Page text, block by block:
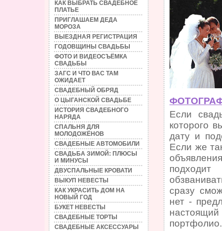
КАК ВЫБРАТЬ СВАДЕБНОЕ
ПЛАТЬЕ
ПРИГЛАШАЕМ ДЕДА
МОРОЗА
ВЫЕЗДНАЯ РЕГИСТРАЦИЯ
ГОДОВЩИНЫ СВАДЬБЫ
ФОТО И ВИДЕОСЪЁМКА
СВАДЬБЫ
ЗАГС И ЧТО ВАС ТАМ
ОЖИДАЕТ
СВАДЕБНЫЙ ОБРЯД
О ЦЫГАНСКОЙ СВАДЬБЕ
ИСТОРИЯ СВАДЕБНОГО
НАРЯДА
СПАЛЬНЯ ДЛЯ
МОЛОДОЖЁНОВ
СВАДЕБНЫЕ АВТОМОБИЛИ
СВАДЬБА ЗИМОЙ: ПЛЮСЫ
И МИНУСЫ
ДВУСПАЛЬНЫЕ КРОВАТИ
ВЫКУП НЕВЕСТЫ
КАК УКРАСИТЬ ДОМ НА
НОВЫЙ ГОД
БУКЕТ НЕВЕСТЫ
СВАДЕБНЫЕ ТОРТЫ
СВАДЕБНЫЕ АКСЕССУАРЫ
Если
которого
дату и
Если же
сразу
нет -
портфолио.